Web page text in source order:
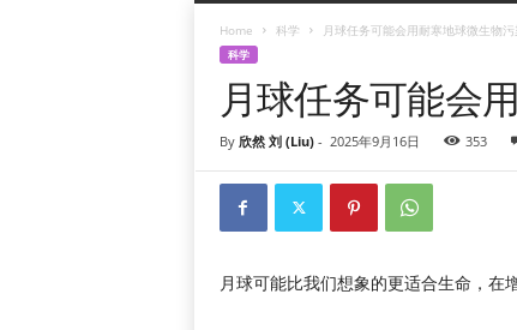
Home 科学 月球任务可能会用耐寒地球微生物
科学
月球任务可能会
By 欣然 刘 (Liu)- 2025年9月16日 353
月球可能比我们想象的更适合生命，在